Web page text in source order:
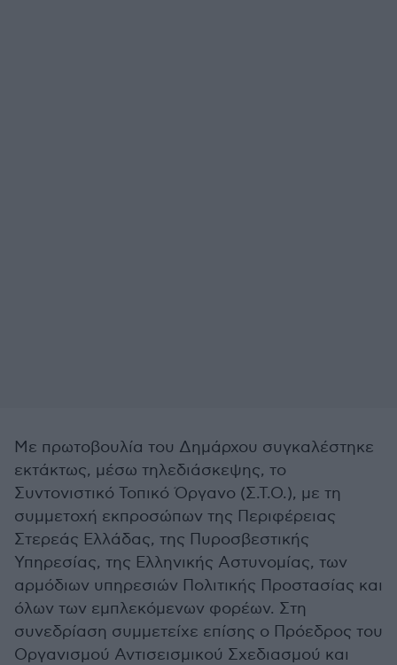
Με πρωτοβουλία του Δημάρχου συγκαλέστηκε
εκτάκτως, μέσω τηλεδιάσκεψης, το
Συντονιστικό Τοπικό Όργανο (Σ.Τ.Ο.), με τη
συμμετοχή εκπροσώπων της Περιφέρειας
Στερεάς Ελλάδας, της Πυροσβεστικής
Υπηρεσίας, της Ελληνικής Αστυνομίας, των
αρμόδιων υπηρεσιών Πολιτικής Προστασίας και
όλων των εμπλεκόμενων φορέων. Στη
συνεδρίαση συμμετείχε επίσης ο Πρόεδρος του
Οργανισμού Αντισεισμικού Σχεδιασμού και